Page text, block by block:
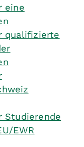
eine
qualifizierte
Studierende
EWR